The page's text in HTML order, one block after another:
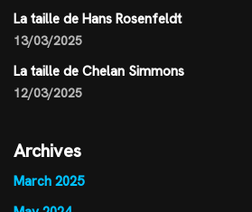
La taille de Hans Rosenfeldt
13/03/2025
La taille de Chelan Simmons
12/03/2025
Archives
March 2025